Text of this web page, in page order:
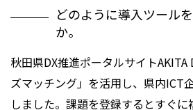
どのように導入ツール
か。
秋田県DX推進ポータルサイトAKITA
ズマッチング」を活用し、県内ICT
しました。課題を登録するとすぐ